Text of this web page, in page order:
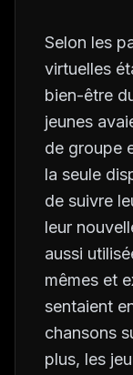
Selon les
virtuelles
bien-être
jeunes
de groupe
la seule
de suivre
leur
aussi
mêmes et
sentaient
chansons
plus, les